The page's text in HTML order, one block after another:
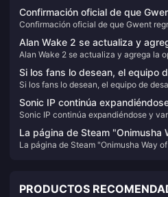
Confirmación oficial de que
Witcher 4
Confirmación oficial de que Gwent
Alan Wake 2 se actualiza y
PSSR en PS5 Pro
Alan Wake 2 se actualiza y agrega la
Si los fans lo desean, el equipo
considerar continuar ampliando
Fantasy 7" Remake.
Si los fans lo desean, el equipo de
Sonic IP continúa
tuvieron un buen desempeño,
con las expectativas.
Sonic IP continúa expandiéndose y
La página de Steam "Onimusha
línea y admite subtítulos y
La página de Steam "Onimusha Way
PRODUCTOS